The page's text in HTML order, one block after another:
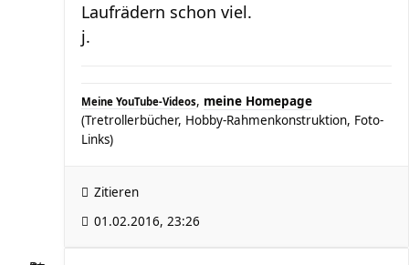
Laufrädern schon viel.
j.
Meine YouTube-Videos, meine Homepage
(Tretrollerbücher, Hobby-Rahmenkonstruktion, Foto-
Links)
Zitieren
01.02.2016, 23:26